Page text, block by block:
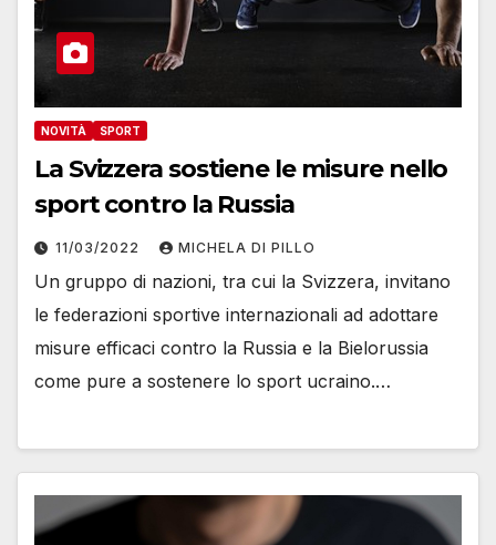
NOVITÀ SPORT
La Svizzera sostiene le misure nello
sport contro la Russia
11/03/2022 MICHELA DI PILLO
Un gruppo di nazioni, tra cui la Svizzera, invitano
le federazioni sportive internazionali ad adottare
misure efficaci contro la Russia e la Bielorussia
come pure a sostenere lo sport ucraino.…